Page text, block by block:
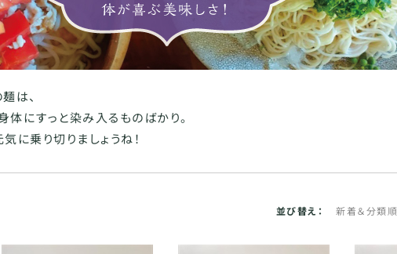
は、
にすっと染み入るものばかり。
に乗り切りましょうね！
並び替え： 新着＆分類順